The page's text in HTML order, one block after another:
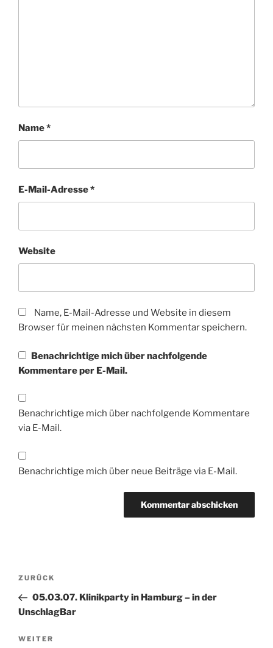
Name*
E-Mail-Adresse*
Website
Name, E-Mail-Adresse und Website in diesem
Browser für meinen nächsten Kommentar speichern.
Benachrichtige mich über nachfolgende
Kommentare per E-Mail.
Benachrichtige mich über nachfolgende Kommentare
via E-Mail.
Benachrichtige mich über neue Beiträge via E-Mail.
Beitragsnavigation
Vorheriger
Beitrag
ZURÜCK
05.03.07. Klinikparty in Hamburg – in der
UnschlagBar
Nächster
WEITER